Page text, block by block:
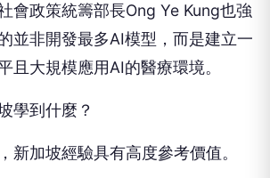
會政策統籌部長Ong Ye Kung也強
並非開發最多AI模型，而是建立一
且大規模應用AI的醫療環境。
學到什麼？
新加坡經驗具有高度參考價值。